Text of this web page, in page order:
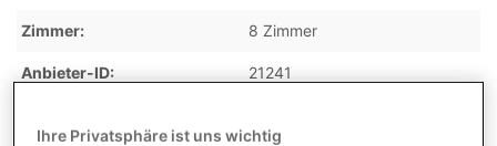
Zimmer 8 Zimmer
Anbieter-ID 21241
Ihre Privatsphäre ist uns wichtig